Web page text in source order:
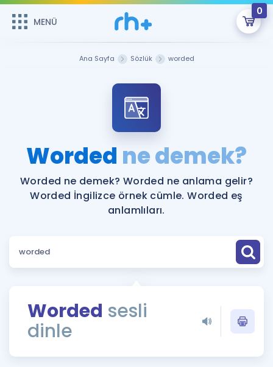
MENÜ
0
ÜYE DEĞİLİM
Sepetin Şu An Boş.
Remzi Hoca ile seni sınava hazırlayacak onlarca eğitim seni
bekliyor!
MENÜ
Faydalı Araçlar
Sözlük
Rehberlik Aracı
ÖSYM Sınav Takvimi
Hakkımızda
Ana Sayfa Sözlük worded
Worded ne demek?
Worded ne demek? Worded ne anlama gelir?
Worded İngilizce örnek cümle. Worded eş
anlamlıları.
Worded sesli
dinle